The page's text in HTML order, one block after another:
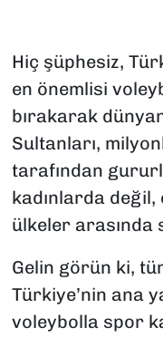
Hiç şüphesiz,
en önemlisi
bırakarak
Sultanları,
tarafından
kadınlarda
ülkeler arasında
Gelin görün ki,
Türkiye’nin ana
voleybolla spor
SAĞLIK
SPOR
TEKNOLOJİ
YAŞAM
YEREL